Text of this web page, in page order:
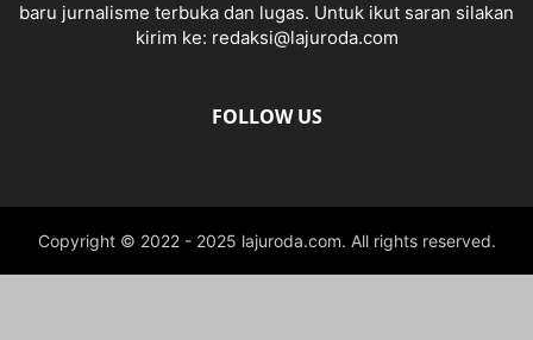
baru jurnalisme terbuka dan lugas. Untuk ikut saran silakan
kirim ke: redaksi@lajuroda.com
FOLLOW US
Copyright © 2022 - 2025 lajuroda.com. All rights reserved.